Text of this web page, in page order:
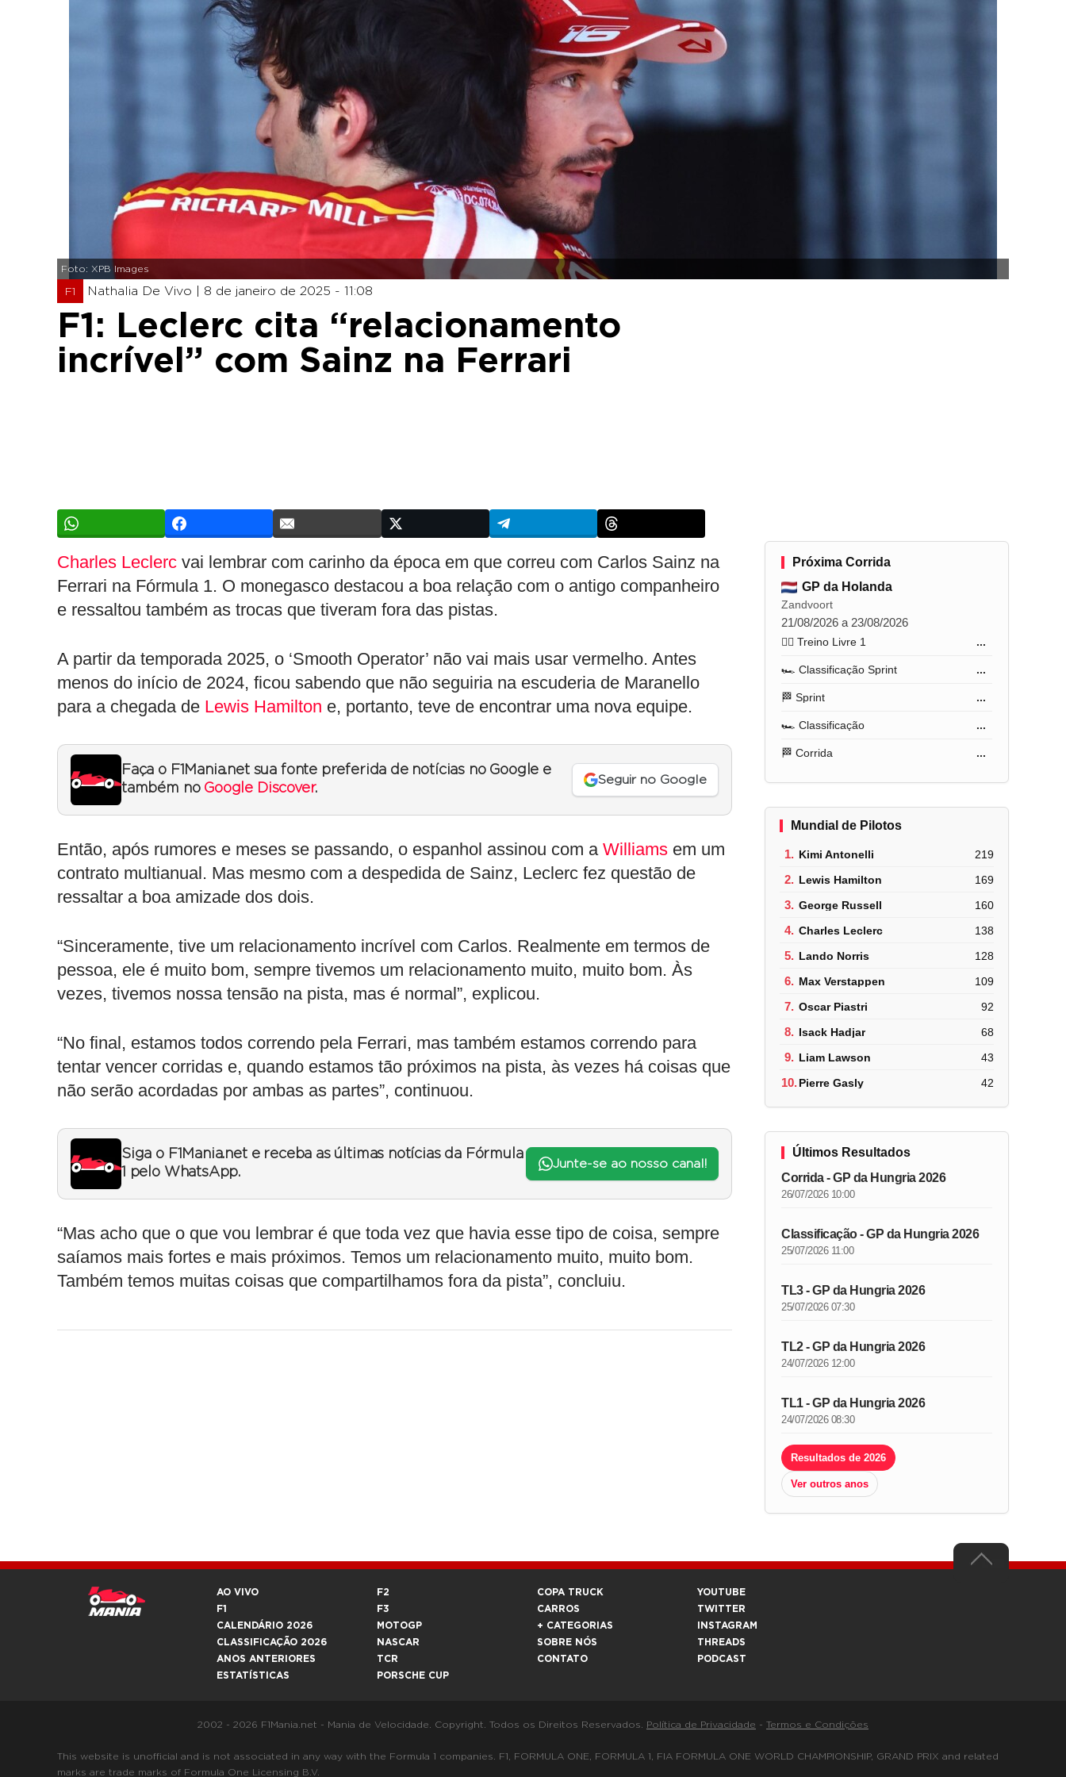
Foto: XPB Images
F1 Nathalia De Vivo | 8 de janeiro de 2025 - 11:08
F1: Leclerc cita “relacionamento
incrível” com Sainz na Ferrari
Charles Leclerc vai lembrar com carinho da época em que correu com Carlos Sainz na
Ferrari na Fórmula 1. O monegasco destacou a boa relação com o antigo companheiro
e ressaltou também as trocas que tiveram fora das pistas.
A partir da temporada 2025, o ‘Smooth Operator’ não vai mais usar vermelho. Antes
menos do início de 2024, ficou sabendo que não seguiria na escuderia de Maranello
para a chegada de Lewis Hamilton e, portanto, teve de encontrar uma nova equipe.
Faça o F1Mania.net sua fonte preferida de notícias no Google e
também no Google Discover.
Seguir no Google
Então, após rumores e meses se passando, o espanhol assinou com a Williams em um
contrato multianual. Mas mesmo com a despedida de Sainz, Leclerc fez questão de
ressaltar a boa amizade dos dois.
“Sinceramente, tive um relacionamento incrível com Carlos. Realmente em termos de
pessoa, ele é muito bom, sempre tivemos um relacionamento muito, muito bom. Às
vezes, tivemos nossa tensão na pista, mas é normal”, explicou.
“No final, estamos todos correndo pela Ferrari, mas também estamos correndo para
tentar vencer corridas e, quando estamos tão próximos na pista, às vezes há coisas que
não serão acordadas por ambas as partes”, continuou.
Siga o F1Mania.net e receba as últimas notícias da Fórmula
1 pelo WhatsApp.
Junte-se ao nosso canal!
“Mas acho que o que vou lembrar é que toda vez que havia esse tipo de coisa, sempre
saíamos mais fortes e mais próximos. Temos um relacionamento muito, muito bom.
Também temos muitas coisas que compartilhamos fora da pista”, concluiu.
Próxima Corrida
GP da Holanda
Zandvoort
21/08/2026 a 23/08/2026
🏋️‍♂️ Treino Livre 1 ...
🏎️ Classificação Sprint ...
🏁 Sprint ...
🏎️ Classificação ...
🏁 Corrida ...
Mundial de Pilotos
1. Kimi Antonelli 219
2. Lewis Hamilton 169
3. George Russell 160
4. Charles Leclerc 138
5. Lando Norris 128
6. Max Verstappen 109
7. Oscar Piastri 92
8. Isack Hadjar 68
9. Liam Lawson 43
10.Pierre Gasly 42
Últimos Resultados
Corrida - GP da Hungria 2026
26/07/2026 10:00
Classificação - GP da Hungria 2026
25/07/2026 11:00
TL3 - GP da Hungria 2026
25/07/2026 07:30
TL2 - GP da Hungria 2026
24/07/2026 12:00
TL1 - GP da Hungria 2026
24/07/2026 08:30
Resultados de 2026
Ver outros anos
AO VIVO
F1
CALENDÁRIO 2026
CLASSIFICAÇÃO 2026
ANOS ANTERIORES
ESTATÍSTICAS
F2
F3
MOTOGP
NASCAR
TCR
PORSCHE CUP
COPA TRUCK
CARROS
+ CATEGORIAS
SOBRE NÓS
CONTATO
YOUTUBE
TWITTER
INSTAGRAM
THREADS
PODCAST
2002 - 2026 F1Mania.net - Mania de Velocidade. Copyright. Todos os Direitos Reservados. Política de Privacidade - Termos e Condições
This website is unofficial and is not associated in any way with the Formula 1 companies. F1, FORMULA ONE, FORMULA 1, FIA FORMULA ONE WORLD CHAMPIONSHIP, GRAND PRIX and related
marks are trade marks of Formula One Licensing B.V.